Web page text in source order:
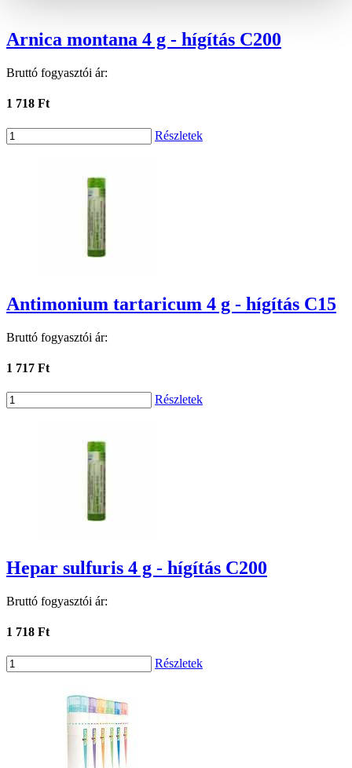
Arnica montana 4 g - hígítás C200
Bruttó fogyasztói ár:
1 718 Ft
Részletek
Antimonium tartaricum 4 g - hígítás C15
Bruttó fogyasztói ár:
1 717 Ft
Részletek
Hepar sulfuris 4 g - hígítás C200
Bruttó fogyasztói ár:
1 718 Ft
Részletek